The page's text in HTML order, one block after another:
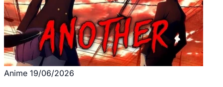
Anime 19/06/2026